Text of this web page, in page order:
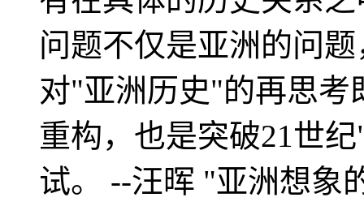
问题不仅是亚洲的问
对"亚洲历史"的再思考
重构，也是突破21世
试。 --汪晖 "亚洲想象